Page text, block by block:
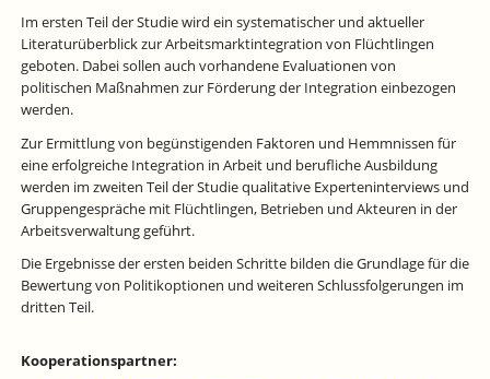
Im ersten Teil der Studie wird ein systematischer und aktueller
Literaturüberblick zur Arbeitsmarktintegration von Flüchtlingen
geboten. Dabei sollen auch vorhandene Evaluationen von
politischen Maßnahmen zur Förderung der Integration einbezogen
werden.
Zur Ermittlung von begünstigenden Faktoren und Hemmnissen für
eine erfolgreiche Integration in Arbeit und berufliche Ausbildung
werden im zweiten Teil der Studie qualitative Experteninterviews und
Gruppengespräche mit Flüchtlingen, Betrieben und Akteuren in der
Arbeitsverwaltung geführt.
Die Ergebnisse der ersten beiden Schritte bilden die Grundlage für die
Bewertung von Politikoptionen und weiteren Schlussfolgerungen im
dritten Teil.
Kooperationspartner: